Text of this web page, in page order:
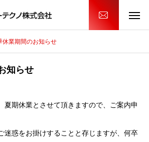
休業期間のお知らせ
知らせ
夏期休業とさせて頂きますので、ご案内申
迷惑をお掛けすることと存じますが、何卒